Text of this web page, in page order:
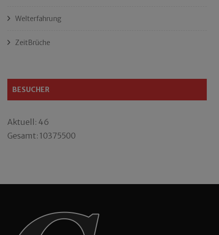
Welterfahrung
ZeitBrüche
BESUCHER
Aktuell: 46
Gesamt: 10375500